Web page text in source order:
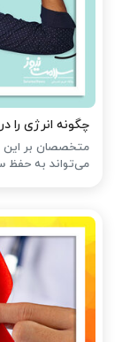
چگونه انرژی را
متخصصان بر این
می‌تواند به حفظ